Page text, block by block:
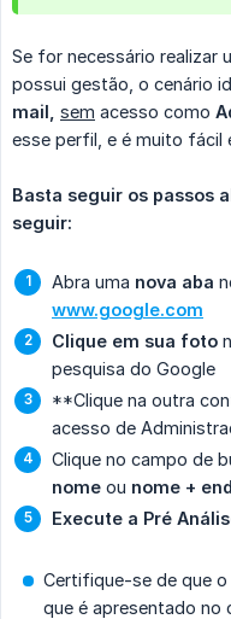
Se for necessário realizar
possui gestão, o cenário
mail, sem acesso como
esse perfil, e é muito fácil
Basta seguir os passos
seguir:
Abra uma nova aba
www.google.com
Clique em sua foto
pesquisa do Google
**Clique na outra
acesso de
Clique no campo de
nome ou nome +
Execute a Pré
Certifique-se de que o
que é apresentado no